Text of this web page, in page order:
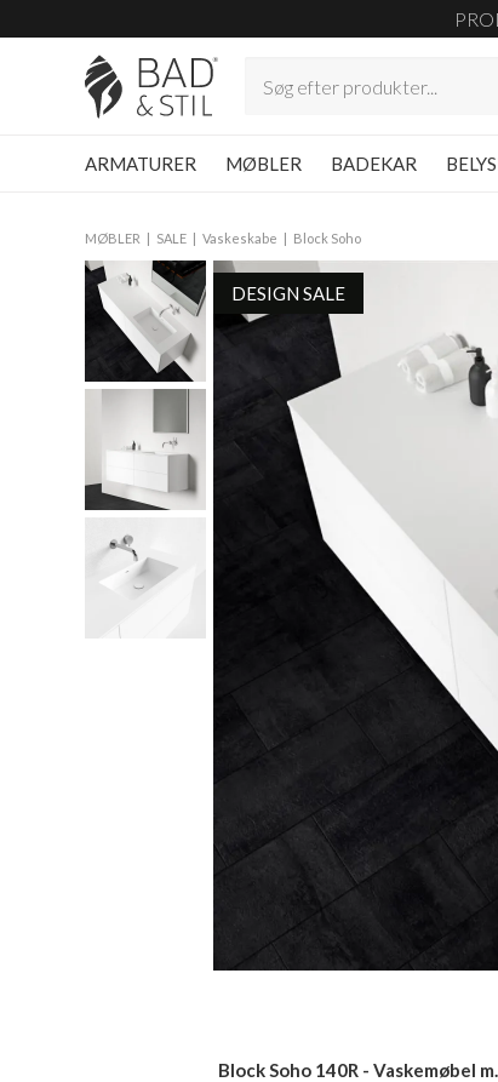
ARMATURER MØBLER BADEKAR
MØBLER SALE Vaskeskabe Block Soho
DESIGN SALE
Block Soho 140R - Vaskemøbel